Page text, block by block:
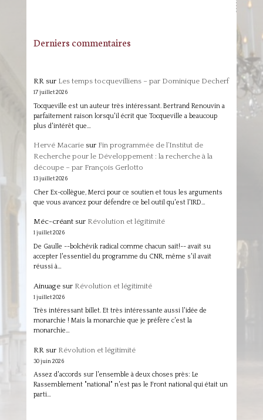
Derniers commentaires
RRsur Les temps tocquevilliens – par Dominique Decherf
17 juillet 2026
Tocqueville est un auteur très intéressant. Bertrand Renouvin a
parfaitement raison lorsqu'il écrit que Tocqueville a beaucoup
plus d'intérêt que…
Hervé Macariesur Fin programmée de l’Institut de
Recherche pour le Développement : la recherche à la
découpe – par François Gerlotto
13 juillet 2026
Cher Ex-collègue, Merci pour ce soutien et tous les arguments
que vous avancez pour défendre ce bel outil qu'est l'IRD…
Méc-créantsur Révolution et légitimité
1 juillet 2026
De Gaulle --bolchévik radical comme chacun sait!-- avait su
accepter l'essentiel du programme du CNR, même s'il avait
réussi à…
Ainuagesur Révolution et légitimité
1 juillet 2026
Très intéressant billet. Et très intéressante aussi l'idée de
monarchie ! Mais la monarchie que je préfère c'est la
monarchie…
RR sur Révolution et légitimité
30 juin 2026
Assez d'accords sur l'ensemble à deux choses près: Le
Rassemblement "national" n'est pas le Front national qui était un
parti…